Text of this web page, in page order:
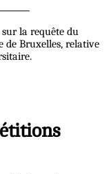
la requête du
Bruxelles, relative